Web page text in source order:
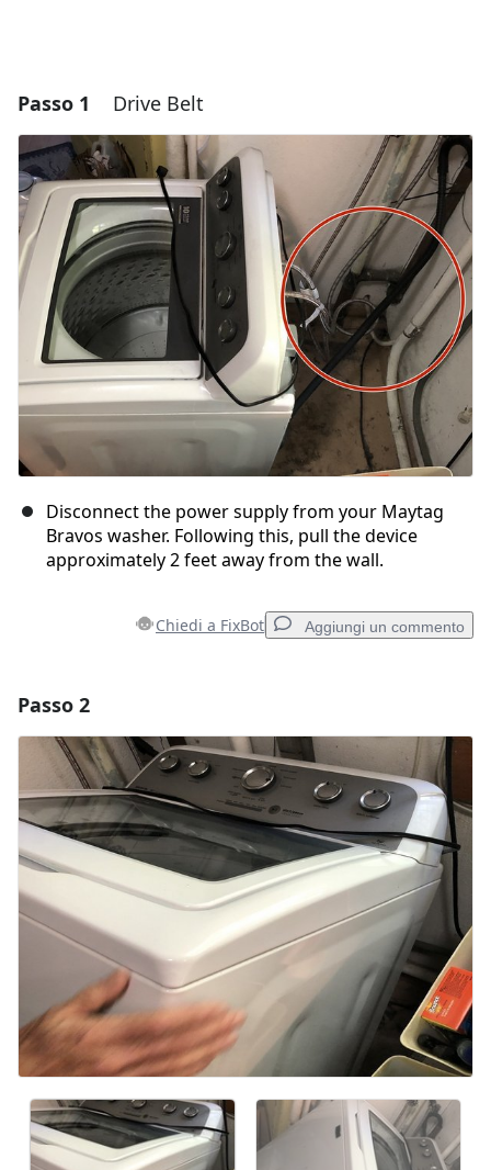
Passo 1 Drive Belt
Disconnect the power supply from your Maytag
Bravos washer. Following this, pull the device
approximately 2 feet away from the wall.
Chiedi a FixBot Aggiungi un commento
Aggiungi Commento
Annulla Pubblica commento
Passo 2